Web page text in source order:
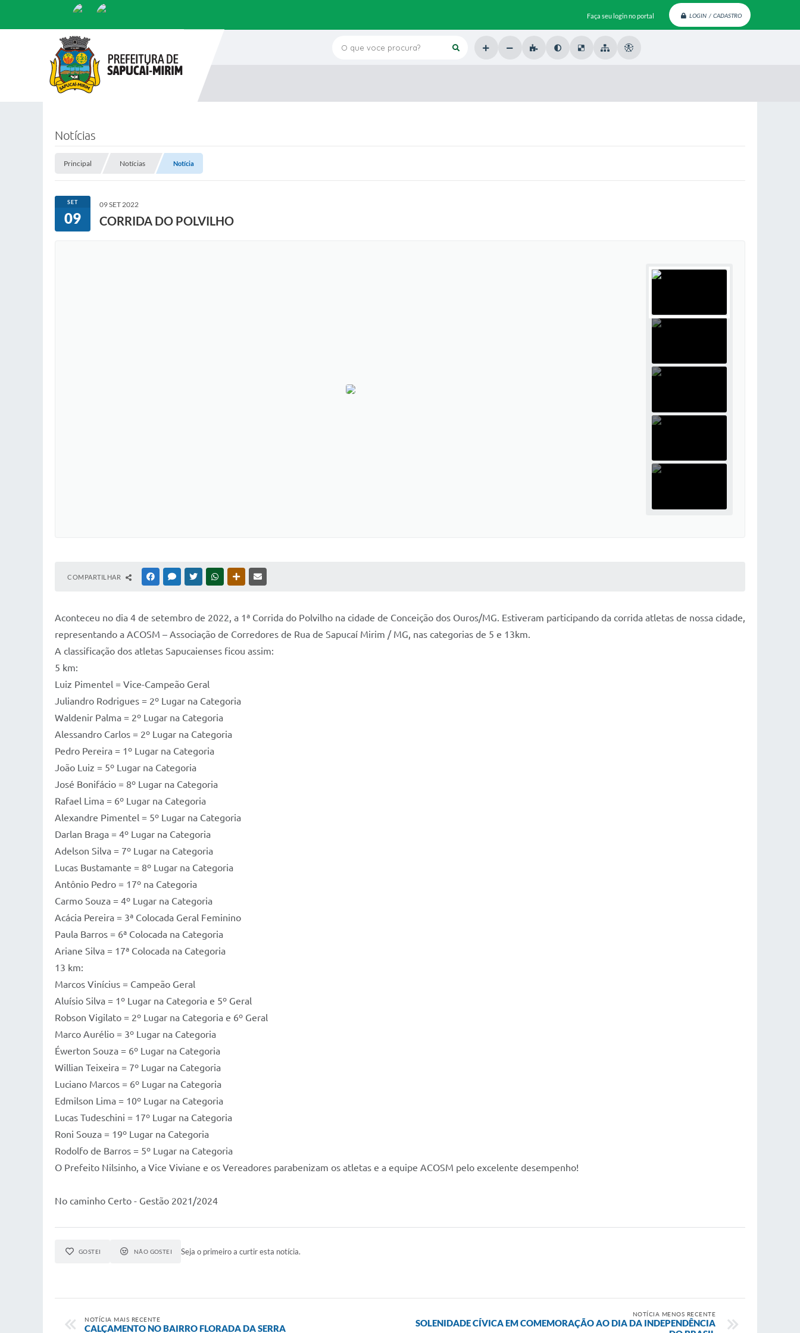
Faça seu login no portal LOGIN / CADASTRO
O que voce procura?
Notícias
Principal Notícias Notícia
SET
09
09 SET 2022
CORRIDA DO POLVILHO
COMPARTILHAR FACEBOOKMESSENGER
TWITTERWHATSAPPOUTRAS MÍDIAS
Aconteceu no dia 4 de setembro de 2022, a 1ª Corrida do Polvilho na cidade de Conceição dos Ouros/MG. Estiveram participando da corrida atletas de nossa cidade,
representando a ACOSM – Associação de Corredores de Rua de Sapucaí Mirim / MG, nas categorias de 5 e 13km.
A classificação dos atletas Sapucaienses ficou assim:
5 km:
Luiz Pimentel = Vice-Campeão Geral
Juliandro Rodrigues = 2º Lugar na Categoria
Waldenir Palma = 2º Lugar na Categoria
Alessandro Carlos = 2º Lugar na Categoria
Pedro Pereira = 1º Lugar na Categoria
João Luiz = 5º Lugar na Categoria
José Bonifácio = 8º Lugar na Categoria
Rafael Lima = 6º Lugar na Categoria
Alexandre Pimentel = 5º Lugar na Categoria
Darlan Braga = 4º Lugar na Categoria
Adelson Silva = 7º Lugar na Categoria
Lucas Bustamante = 8º Lugar na Categoria
Antônio Pedro = 17º na Categoria
Carmo Souza = 4º Lugar na Categoria
Acácia Pereira = 3ª Colocada Geral Feminino
Paula Barros = 6ª Colocada na Categoria
Ariane Silva = 17ª Colocada na Categoria
13 km:
Marcos Vinícius = Campeão Geral
Aluísio Silva = 1º Lugar na Categoria e 5º Geral
Robson Vigilato = 2º Lugar na Categoria e 6º Geral
Marco Aurélio = 3º Lugar na Categoria
Éwerton Souza = 6º Lugar na Categoria
Willian Teixeira = 7º Lugar na Categoria
Luciano Marcos = 6º Lugar na Categoria
Edmilson Lima = 10º Lugar na Categoria
Lucas Tudeschini = 17º Lugar na Categoria
Roni Souza = 19º Lugar na Categoria
Rodolfo de Barros = 5º Lugar na Categoria
O Prefeito Nilsinho, a Vice Viviane e os Vereadores parabenizam os atletas e a equipe ACOSM pelo excelente desempenho!
No caminho Certo - Gestão 2021/2024
GOSTEI NÃO GOSTEI Seja o primeiro a curtir esta notícia.
NOTÍCIA MAIS RECENTE
CALÇAMENTO NO BAIRRO FLORADA DA SERRA
NOTÍCIA MENOS RECENTE
SOLENIDADE CÍVICA EM COMEMORAÇÃO AO DIA DA INDEPENDÊNCIA